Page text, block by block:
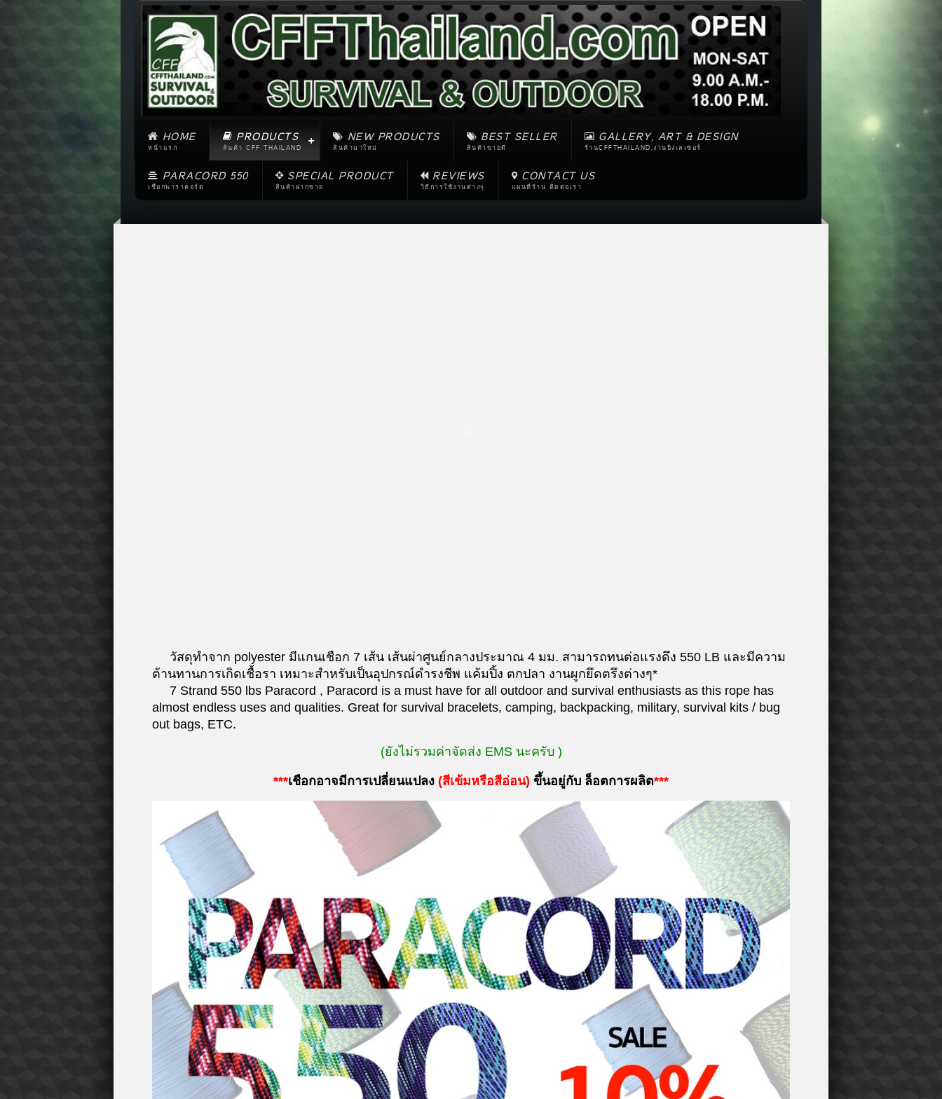
HOME
หน้าแรก
PRODUCTS
สินค้า CFF THAILAND
NEW PRODUCTS
สินค้ามาใหม่
BEST SELLER
สินค้าขายดี
GALLERY, ART & DESIGN
ร้านCFFTHAILAND,งานยิงเลเซอร์
PARACORD 550
เชือกพาราคอร์ด
SPECIAL PRODUCT
สินค้าฝากขาย
REVIEWS
วิธีการใช้งานต่างๆ
CONTACT US
แผนที่ร้าน ติดต่อเรา
วัสดุทำจาก polyester มีแกนเชือก 7 เส้น เส้นผ่าศูนย์กลางประมาณ 4 มม. สามารถทนต่อแรงดึง 550 LB และมีความ
ต้านทานการเกิดเชื้อรา เหมาะสำหรับเป็นอุปกรณ์ดำรงชีพ แค้มปิ้ง ตกปลา งานผูกยึดตรึงต่างๆ*
7 Strand 550 lbs Paracord , Paracord is a must have for all outdoor and survival enthusiasts as this rope has
almost endless uses and qualities. Great for survival bracelets, camping, backpacking, military, survival kits / bug
out bags, ETC.
(ยังไม่รวมค่าจัดส่ง EMS นะครับ )
***เชือกอาจมีการเปลี่ยนแปลง (สีเข้มหรือสีอ่อน) ขึ้นอยู่กับ ล็อตการผลิต***